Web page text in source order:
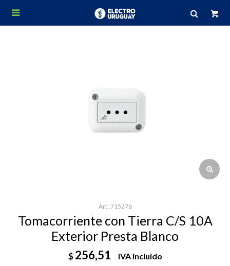

715278
Tomacorriente con Tierra C/S 10A
Exterior Presta Blanco
$ 256,51 IVA incluido